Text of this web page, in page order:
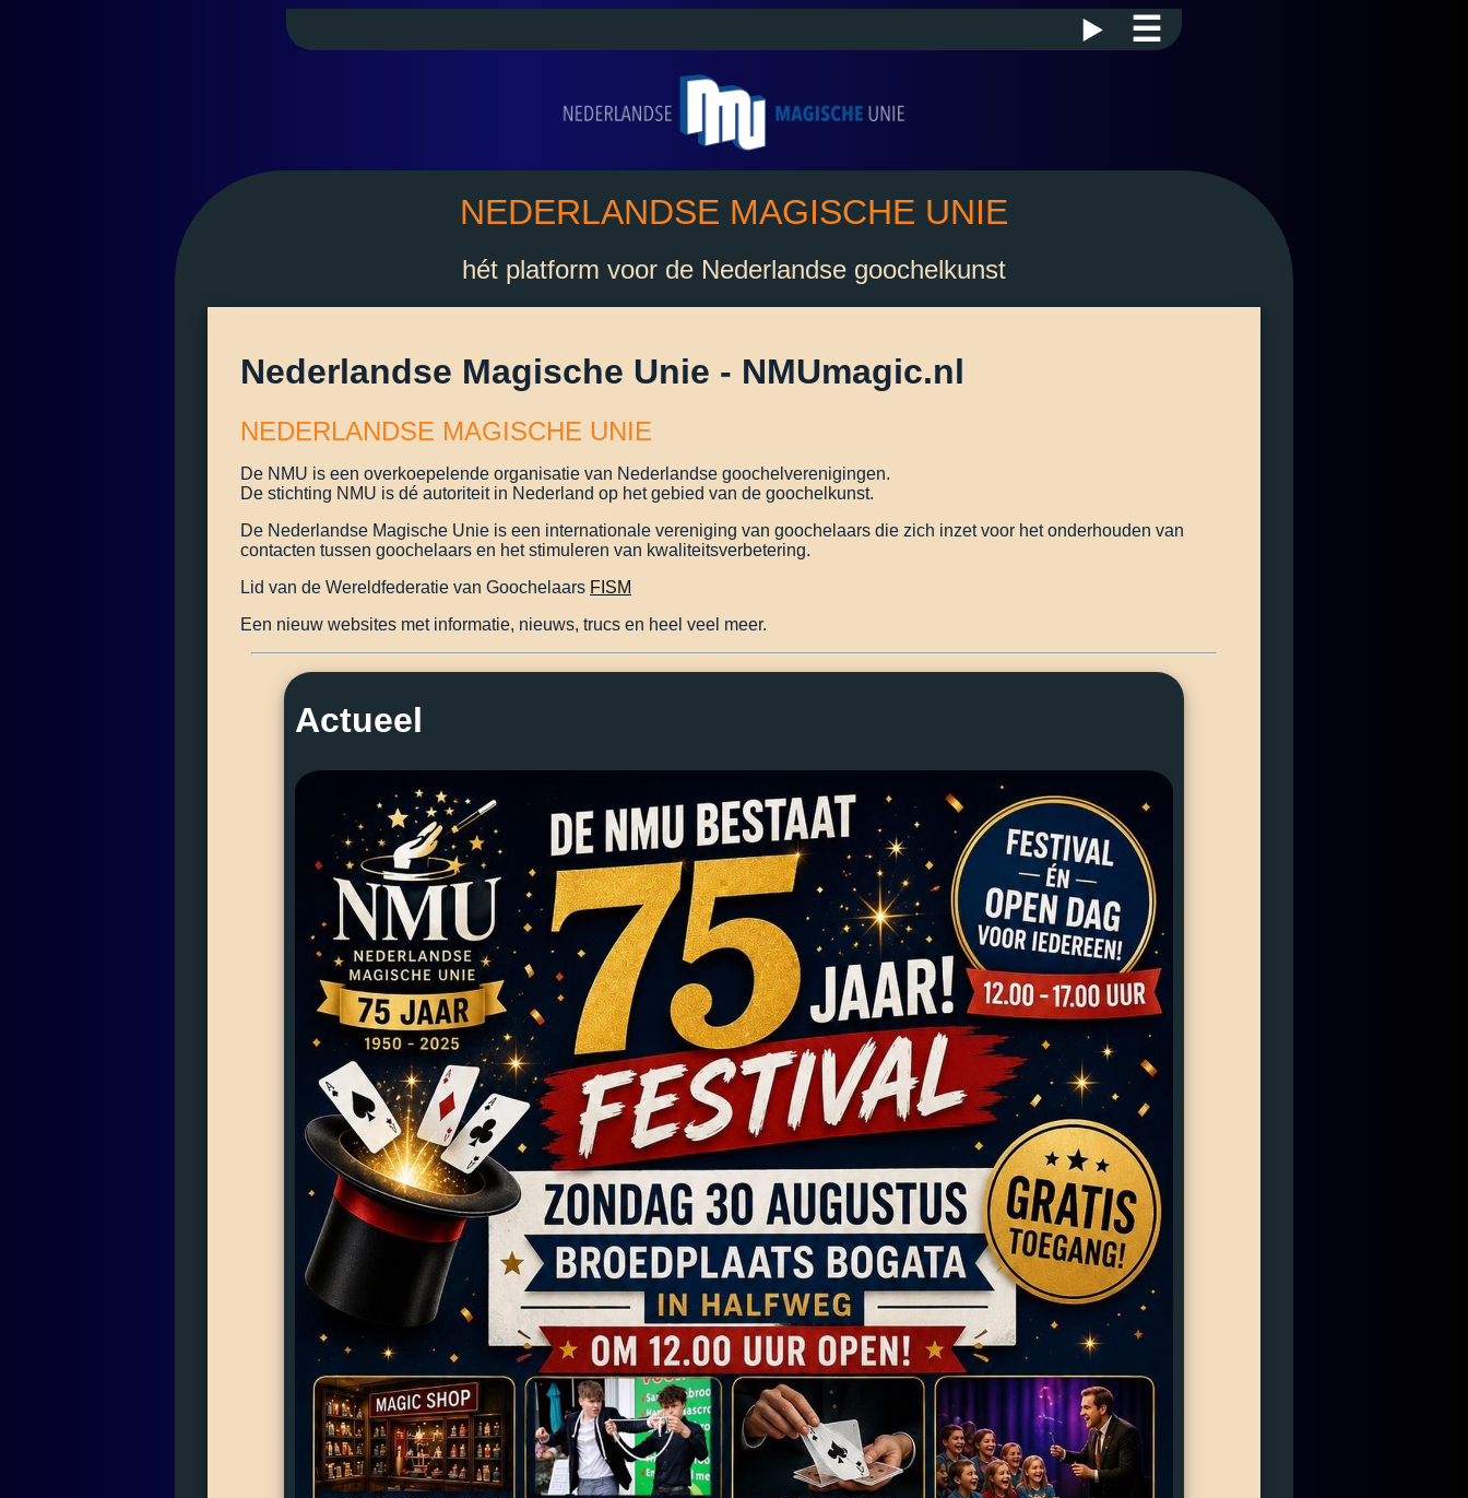
☰
NEDERLANDSE MAGISCHE UNIE
hét platform voor de Nederlandse goochelkunst
Nederlandse Magische Unie - NMUmagic.nl
NEDERLANDSE MAGISCHE UNIE
De NMU is een overkoepelende organisatie van Nederlandse goochelverenigingen.
De stichting NMU is dé autoriteit in Nederland op het gebied van de goochelkunst.
De Nederlandse Magische Unie is een internationale vereniging van goochelaars die zich inzet voor het onderhouden van
contacten tussen goochelaars en het stimuleren van kwaliteitsverbetering.
Lid van de Wereldfederatie van Goochelaars FISM
Een nieuw websites met informatie, nieuws, trucs en heel veel meer.
Actueel